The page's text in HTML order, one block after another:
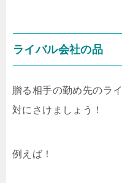
ライバル会社の品
贈る相手の勤め先のラ
対にさけましょう！
例えば！